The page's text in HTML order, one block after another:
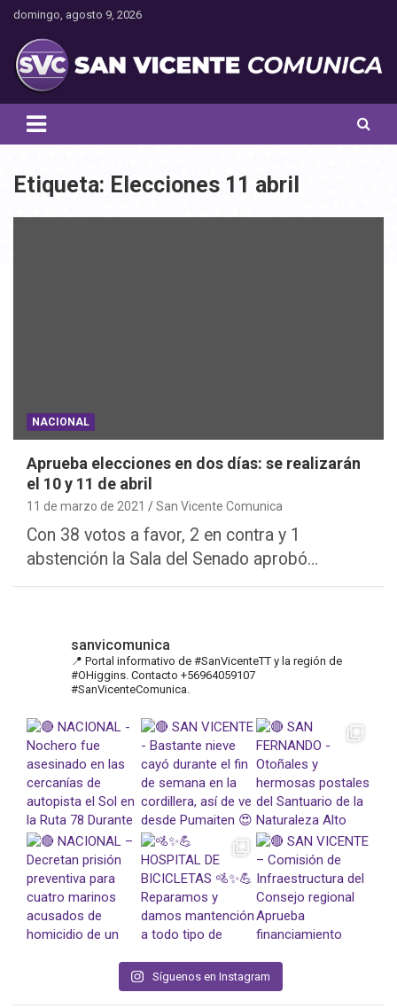
Saltar
contenido
domingo, agosto 9, 2026
San Vicente Comunica
Toda la actualidad noticiosa de nuestra comuna
Etiqueta: Elecciones 11 abril
NACIONAL
Aprueba elecciones en dos días: se realizarán
el 10 y 11 de abril
11 de marzo de 2021 San Vicente Comunica
Con 38 votos a favor, 2 en contra y 1
abstención la Sala del Senado aprobó…
sanvicomunica
📍 Portal informativo de #SanVicenteTT y la región de
#OHiggins. Contacto +56964059107
#SanVicenteComunica.
Síguenos en Instagram